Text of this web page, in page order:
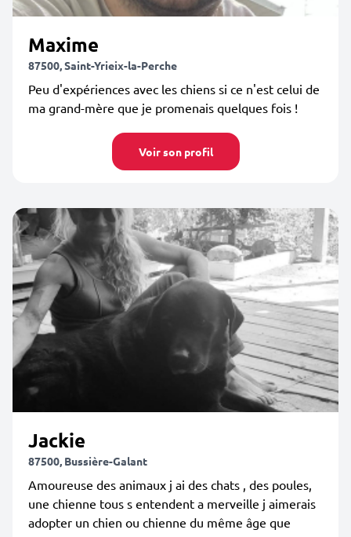
Maxime
87500, Saint-Yrieix-la-Perche
Peu d'expériences avec les chiens si ce n'est celui de
ma grand-mère que je promenais quelques fois !
Voir son profil
Jackie
87500, Bussière-Galant
Amoureuse des animaux j ai des chats , des poules,
une chienne tous s entendent a merveille j aimerais
adopter un chien ou chienne du même âge que